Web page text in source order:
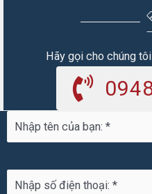
Hãy gọi cho chúng